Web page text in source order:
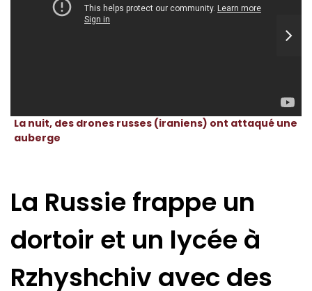
La nuit, des drones russes (iraniens) ont attaqué une
auberge
La Russie frappe un
dortoir et un lycée à
Rzhyshchiv avec des